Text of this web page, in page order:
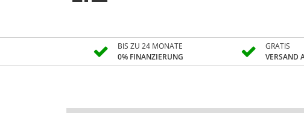
BIS ZU 24 MONATE
0% FINANZIERUNG
GRATIS
VERSAND